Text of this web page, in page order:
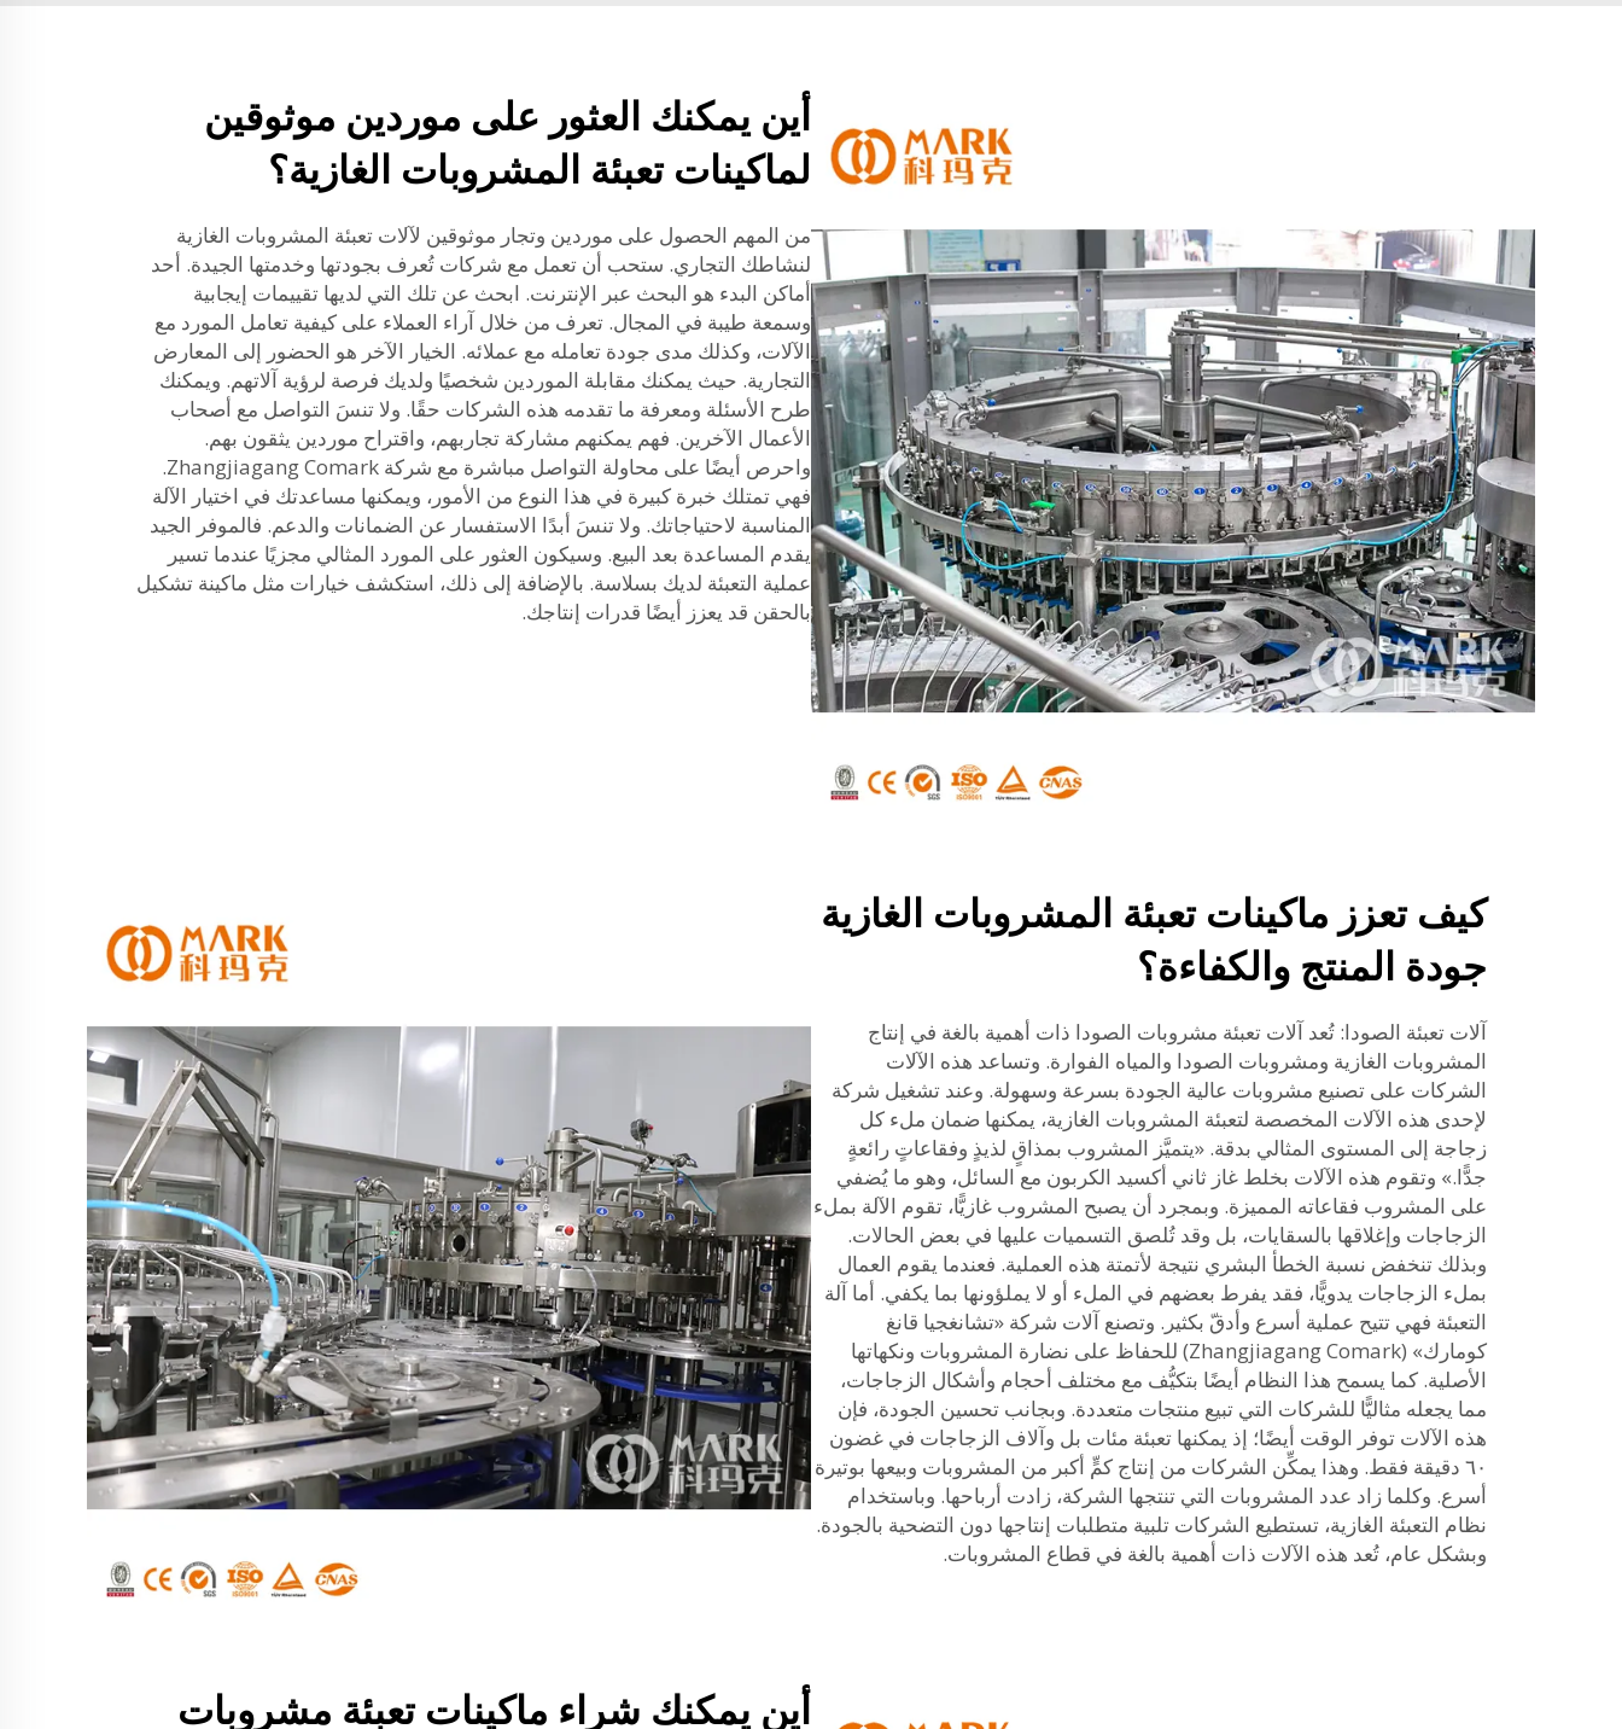
أين يمكنك العثور على موردين موثوقين
لماكينات تعبئة المشروبات الغازية؟
من المهم الحصول على موردين وتجار موثوقين لآلات تعبئة المشروبات الغازية
لنشاطك التجاري. ستحب أن تعمل مع شركات تُعرف بجودتها وخدمتها الجيدة. أحد
أماكن البدء هو البحث عبر الإنترنت. ابحث عن تلك التي لديها تقييمات إيجابية
وسمعة طيبة في المجال. تعرف من خلال آراء العملاء على كيفية تعامل المورد مع
الآلات، وكذلك مدى جودة تعامله مع عملائه. الخيار الآخر هو الحضور إلى المعارض
التجارية. حيث يمكنك مقابلة الموردين شخصيًا ولديك فرصة لرؤية آلاتهم. ويمكنك
طرح الأسئلة ومعرفة ما تقدمه هذه الشركات حقًا. ولا تنسَ التواصل مع أصحاب
الأعمال الآخرين. فهم يمكنهم مشاركة تجاربهم، واقتراح موردين يثقون بهم.
واحرص أيضًا على محاولة التواصل مباشرة مع شركة Zhangjiagang Comark.
فهي تمتلك خبرة كبيرة في هذا النوع من الأمور، ويمكنها مساعدتك في اختيار الآلة
المناسبة لاحتياجاتك. ولا تنسَ أبدًا الاستفسار عن الضمانات والدعم. فالموفر الجيد
يقدم المساعدة بعد البيع. وسيكون العثور على المورد المثالي مجزيًا عندما تسير
عملية التعبئة لديك بسلاسة. بالإضافة إلى ذلك، استكشف خيارات مثل ماكينة تشكيل
بالحقن قد يعزز أيضًا قدرات إنتاجك.
كيف تعزز ماكينات تعبئة المشروبات الغازية
جودة المنتج والكفاءة؟
آلات تعبئة الصودا: تُعد آلات تعبئة مشروبات الصودا ذات أهمية بالغة في إنتاج
المشروبات الغازية ومشروبات الصودا والمياه الفوارة. وتساعد هذه الآلات
الشركات على تصنيع مشروبات عالية الجودة بسرعة وسهولة. وعند تشغيل شركة
لإحدى هذه الآلات المخصصة لتعبئة المشروبات الغازية، يمكنها ضمان ملء كل
زجاجة إلى المستوى المثالي بدقة. «يتميَّز المشروب بمذاقٍ لذيذٍ وفقاعاتٍ رائعةٍ
جدًّا.» وتقوم هذه الآلات بخلط غاز ثاني أكسيد الكربون مع السائل، وهو ما يُضفي
على المشروب فقاعاته المميزة. وبمجرد أن يصبح المشروب غازيًّا، تقوم الآلة بملء
الزجاجات وإغلاقها بالسقايات، بل وقد تُلصق التسميات عليها في بعض الحالات.
وبذلك تنخفض نسبة الخطأ البشري نتيجة لأتمتة هذه العملية. فعندما يقوم العمال
بملء الزجاجات يدويًّا، فقد يفرط بعضهم في الملء أو لا يملؤونها بما يكفي. أما آلة
التعبئة فهي تتيح عملية أسرع وأدقّ بكثير. وتصنع آلات شركة «تشانغجيا قانغ
كومارك» (Zhangjiagang Comark) للحفاظ على نضارة المشروبات ونكهاتها
الأصلية. كما يسمح هذا النظام أيضًا بتكيُّف مع مختلف أحجام وأشكال الزجاجات،
مما يجعله مثاليًّا للشركات التي تبيع منتجات متعددة. وبجانب تحسين الجودة، فإن
هذه الآلات توفر الوقت أيضًا؛ إذ يمكنها تعبئة مئات بل وآلاف الزجاجات في غضون
٦٠ دقيقة فقط. وهذا يمكِّن الشركات من إنتاج كمٍّ أكبر من المشروبات وبيعها بوتيرة
أسرع. وكلما زاد عدد المشروبات التي تنتجها الشركة، زادت أرباحها. وباستخدام
نظام التعبئة الغازية، تستطيع الشركات تلبية متطلبات إنتاجها دون التضحية بالجودة.
وبشكل عام، تُعد هذه الآلات ذات أهمية بالغة في قطاع المشروبات.
أين يمكنك شراء ماكينات تعبئة مشروبات